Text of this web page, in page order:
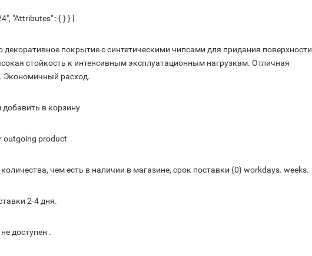
"Attributes" : { } } ]
покрытие с синтетическими чипсами для придания поверхности
стойкость к интенсивным эксплуатационным нагрузкам. Отличная
Экономичный расход.
в корзину
outgoing product
чем есть в наличии в магазине, срок поставки {0}workdays. weeks.
2-4 дня.
доступен .